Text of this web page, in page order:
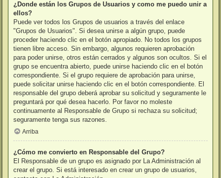
¿Donde están los Grupos de Usuarios y como me puedo unir a
ellos?
Puede ver todos los Grupos de usuarios a través del enlace
"Grupos de Usuarios". Si desea unirse a algún grupo, puede
proceder haciendo clic en el botón apropiado. No todos los grupos
tienen libre acceso. Sin embargo, algunos requieren aprobación
para poder unirse, otros están cerrados y algunos son ocultos. Si el
grupo se encuentra abierto, puede unirse haciendo clic en el botón
correspondiente. Si el grupo requiere de aprobación para unirse,
puede solicitar unirse haciendo clic en el botón correspondiente. El
responsable del grupo deberá aprobar su solicitud y seguramente le
preguntará por qué desea hacerlo. Por favor no moleste
continuamente al Responsable de Grupo si rechaza su solicitud;
seguramente tenga sus razones.
Arriba
¿Cómo me convierto en Responsable del Grupo?
El Responsable de un grupo es asignado por La Administración al
crear el grupo. Si está interesado en crear un grupo de usuarios,